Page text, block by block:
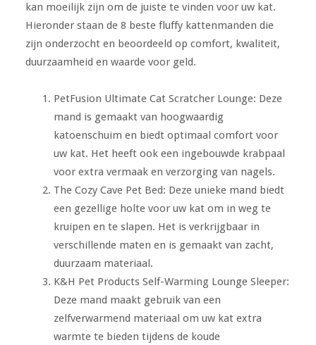
kan moeilijk zijn om de juiste te vinden voor uw kat.
Hieronder staan de 8 beste fluffy kattenmanden die
zijn onderzocht en beoordeeld op comfort, kwaliteit,
duurzaamheid en waarde voor geld.
PetFusion Ultimate Cat Scratcher Lounge: Deze
mand is gemaakt van hoogwaardig
katoenschuim en biedt optimaal comfort voor
uw kat. Het heeft ook een ingebouwde krabpaal
voor extra vermaak en verzorging van nagels.
The Cozy Cave Pet Bed: Deze unieke mand biedt
een gezellige holte voor uw kat om in weg te
kruipen en te slapen. Het is verkrijgbaar in
verschillende maten en is gemaakt van zacht,
duurzaam materiaal.
K&H Pet Products Self-Warming Lounge Sleeper:
Deze mand maakt gebruik van een
zelfverwarmend materiaal om uw kat extra
warmte te bieden tijdens de koude